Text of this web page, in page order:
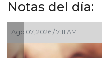
Notas del día:
/ 7:11 AM